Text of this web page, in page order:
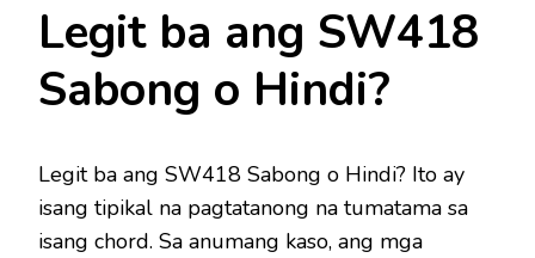
Legit ba ang SW418
Sabong o Hindi?
Legit ba ang SW418 Sabong o Hindi? Ito ay
isang tipikal na pagtatanong na tumatama sa
isang chord. Sa anumang kaso, ang mga